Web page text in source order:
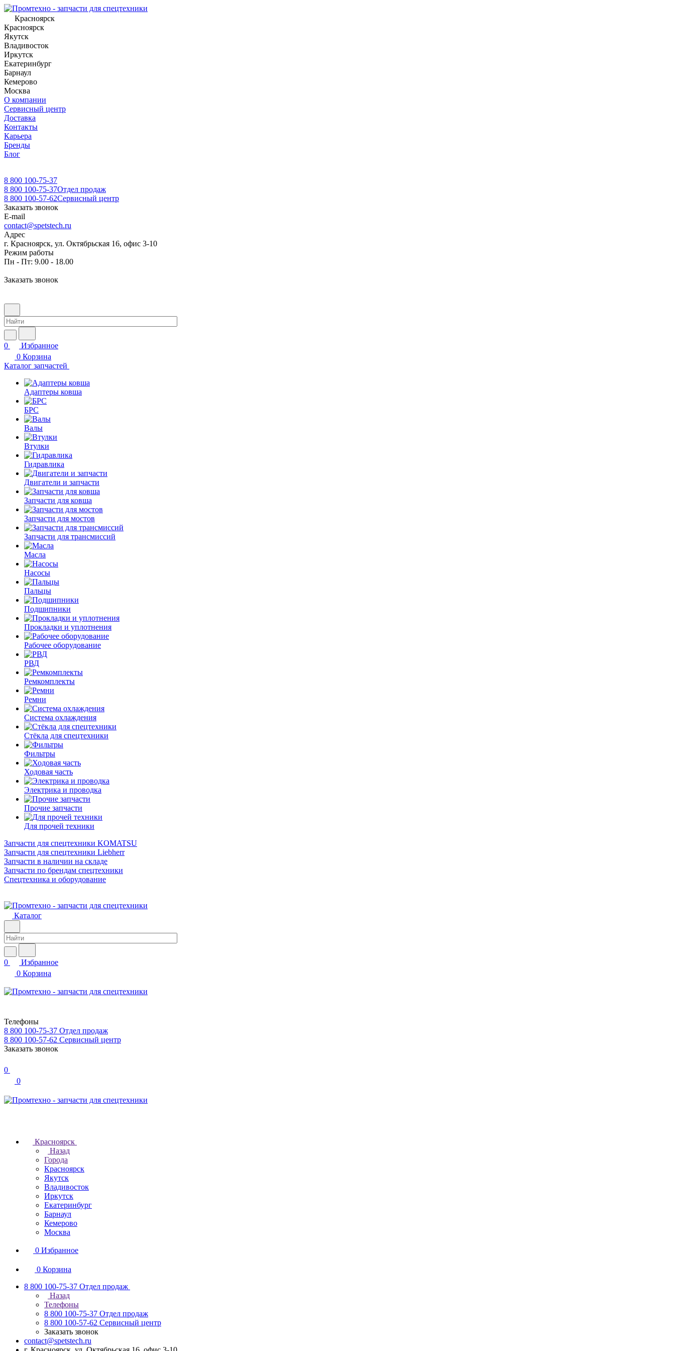
Красноярск
Красноярск
Якутск
Владивосток
Иркутск
Екатеринбург
Барнаул
Кемерово
Москва
О компании
Сервисный центр
Доставка
Контакты
Карьера
Бренды
Блог
8 800 100-75-37
8 800 100-75-37Отдел продаж
8 800 100-57-62Сервисный центр
Заказать звонок
E-mail
contact@spetstech.ru
Адрес
г. Красноярск, ул. Октябрьская 16, офис 3-10
Режим работы
Пн - Пт: 9.00 - 18.00
Заказать звонок
0
Избранное
0 Корзина
Каталог запчастей
Адаптеры ковша
БРС
Валы
Втулки
Гидравлика
Двигатели и запчасти
Запчасти для ковша
Запчасти для мостов
Запчасти для трансмиссий
Масла
Насосы
Пальцы
Подшипники
Прокладки и уплотнения
Рабочее оборудование
РВД
Ремкомплекты
Ремни
Система охлаждения
Стёкла для спецтехники
Фильтры
Ходовая часть
Электрика и проводка
Прочие запчасти
Для прочей техники
Запчасти для спецтехники KOMATSU
Запчасти для спецтехники Liebherr
Запчасти в наличии на складе
Запчасти по брендам спецтехники
Спецтехника и оборудование
Каталог
0
Избранное
0 Корзина
Телефоны
8 800 100-75-37 Отдел продаж
8 800 100-57-62 Сервисный центр
Заказать звонок
0
0
Красноярск
Назад
Города
Красноярск
Якутск
Владивосток
Иркутск
Екатеринбург
Барнаул
Кемерово
Москва
0 Избранное
0 Корзина
8 800 100-75-37 Отдел продаж
Назад
Телефоны
8 800 100-75-37 Отдел продаж
8 800 100-57-62 Сервисный центр
Заказать звонок
contact@spetstech.ru